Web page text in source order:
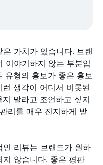
가치가 있습니다. 브랜
이야기하지 않는 부분입
유형의 홍보가 좋은 홍보
생각이 어디서 비롯된
말라고 조언하고 싶지
리를 매우 진지하게 받
인 리뷰는 브랜드가 원하
지 않습니다. 좋은 평판